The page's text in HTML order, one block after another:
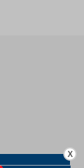
X